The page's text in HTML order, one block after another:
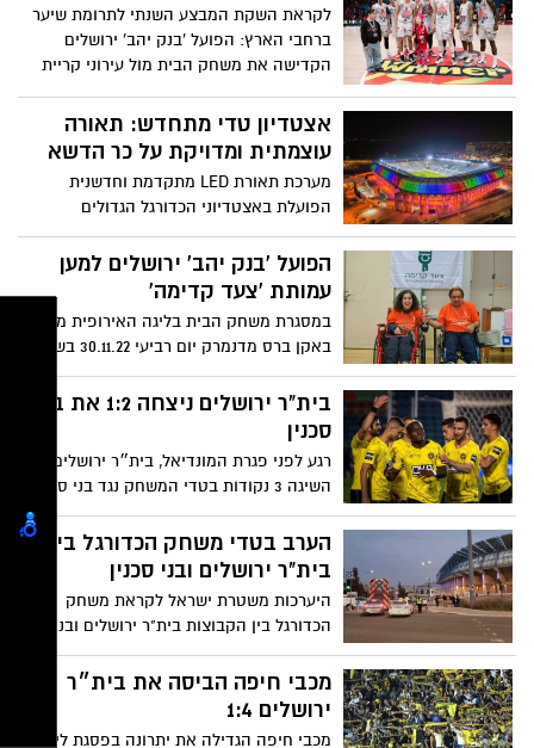
לקראת השקת המבצע השנתי לתרומת שיער
ברחבי הארץ: הפועל 'בנק יהב' ירושלים
הקדישה את משחק הבית מול עירוני קריית
אצטדיון טדי מתחדש: תאורה
עוצמתית ומדויקת על כר הדשא
מערכת תאורת LED מתקדמת וחדשנית
הפועלת באצטדיוני הכדורגל הגדולים
באירופה הותקנה באצטדיון טדי בירושלים.
בנוסף, שודרג והורחב מערך מצלמות
האבטחה באצטדיון
הפועל 'בנק יהב' ירושלים למען
עמותת 'צעד קדימה'
במסגרת משחק הבית בליגה האירופית מול
באקן ברס מדנמרק יום רביעי 30.11.22 בשעה
21:00 היכל הפיס ארנה ירושלים
בית"ר ירושלים ניצחה 1:2 את בני
סכנין
רגע לפני פגרת המונדיאל, בית״ר ירושלים
השיגה 3 נקודות בטדי המשחק נגד בני סכנין.
גיא מלמד העלה ליתרון (25) אבל דנילו
אספרייה כבש צמד (67, 80) מבישולים
נהדרים של ירדן שועה
הערב בטדי משחק הכדורגל בין
בית"ר ירושלים ובני סכנין
היערכות משטרת ישראל לקראת משחק
הכדורגל בין הקבוצות בית"ר ירושלים ובני
סכנין באצטדיון טדי והנחיות לציבור האוהדים
מכבי חיפה הביסה את בית״ר
ירושלים 1:4
מכבי חיפה הגדילה את יתרונה בפסגת ליגת